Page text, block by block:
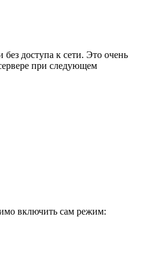
доступа к сети. Это очень
при следующем
включить сам режим: